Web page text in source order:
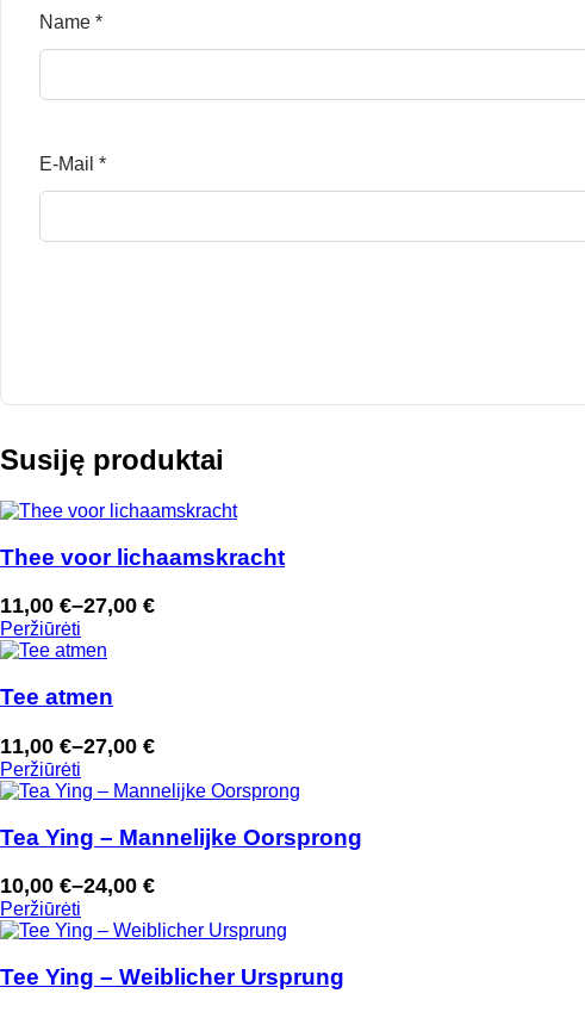
Name *
E-Mail *
Susiję produktai
Thee voor lichaamskracht
11,00 €–27,00 €
Preisspanne:
11,00 €
27,00 €
Peržiūrėti
Tee atmen
11,00 €–27,00 €
Preisspanne:
11,00 €
27,00 €
Peržiūrėti
Tea Ying – Mannelijke Oorsprong
10,00 €–24,00 €
Preisspanne:
10,00 €
24,00 €
Peržiūrėti
Tee Ying – Weiblicher Ursprung